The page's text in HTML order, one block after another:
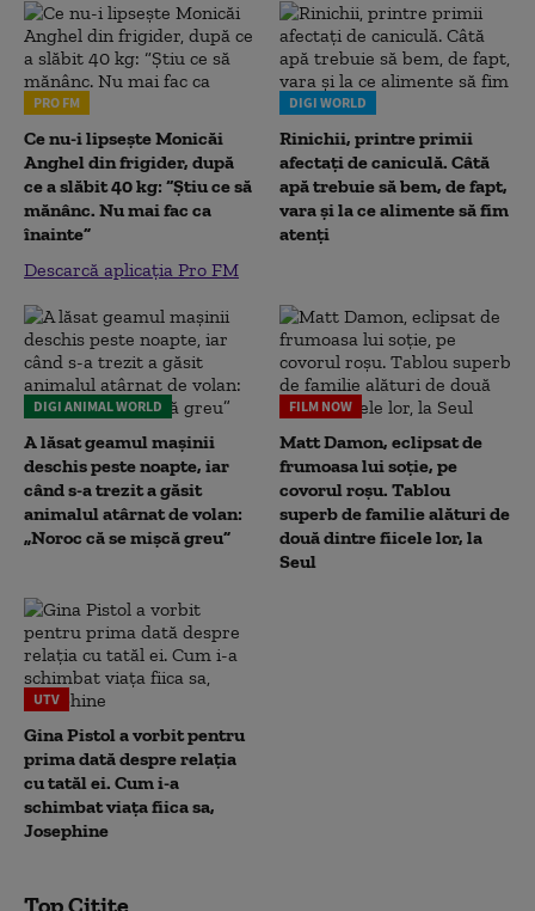
PRO FM
Ce nu-i lipsește Monicăi
Anghel din frigider, după
ce a slăbit 40 kg: “Știu ce să
mănânc. Nu mai fac ca
înainte”
Descarcă aplicația Pro FM
DIGI WORLD
Rinichii, printre primii
afectați de caniculă. Câtă
apă trebuie să bem, de fapt,
vara și la ce alimente să fim
atenți
DIGI ANIMAL WORLD
A lăsat geamul mașinii
deschis peste noapte, iar
când s-a trezit a găsit
animalul atârnat de volan:
„Noroc că se mișcă greu”
FILM NOW
Matt Damon, eclipsat de
frumoasa lui soție, pe
covorul roșu. Tablou
superb de familie alături de
două dintre fiicele lor, la
Seul
UTV
Gina Pistol a vorbit pentru
prima dată despre relația
cu tatăl ei. Cum i-a
schimbat viața fiica sa,
Josephine
Top Citite